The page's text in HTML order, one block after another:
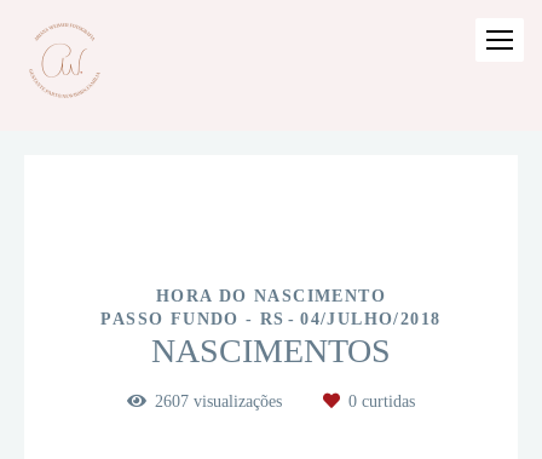
HORA DO NASCIMENTO
PASSO FUNDO - RS
04/JULHO/2018
NASCIMENTOS
2607 visualizações 0 curtidas